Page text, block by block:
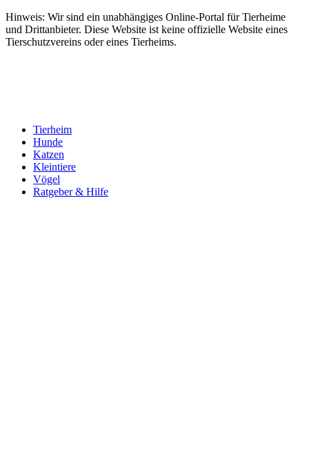
Hinweis: Wir sind ein unabhängiges Online-Portal für Tierheime
und Drittanbieter. Diese Website ist keine offizielle Website eines
Tierschutzvereins oder eines Tierheims.
Tierheim
Hunde
Katzen
Kleintiere
Vögel
Ratgeber & Hilfe